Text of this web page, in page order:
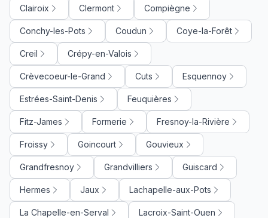
Clairoix Clermont Compiègne
Conchy-les-Pots Coudun Coye-la-Forêt
Creil Crépy-en-Valois
Crèvecoeur-le-Grand Cuts Esquennoy
Estrées-Saint-Denis Feuquières
Fitz-James Formerie Fresnoy-la-Rivière
Froissy Goincourt Gouvieux
Grandfresnoy Grandvilliers Guiscard
Hermes Jaux Lachapelle-aux-Pots
La Chapelle-en-Serval Lacroix-Saint-Ouen